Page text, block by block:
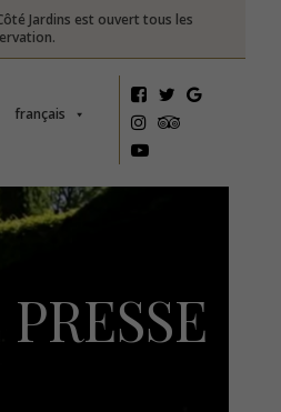
Jardins est ouvert tous les
français